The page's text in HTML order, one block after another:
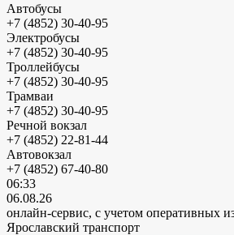
Автобусы
+7 (4852) 30-40-95
Электробусы
+7 (4852) 30-40-95
Троллейбусы
+7 (4852) 30-40-95
Трамваи
+7 (4852) 30-40-95
Речной вокзал
+7 (4852) 22-81-44
Автовокзал
+7 (4852) 67-40-80
06:33
06.08.26
онлайн-сервис, с учетом оперативных
Ярославский транспорт